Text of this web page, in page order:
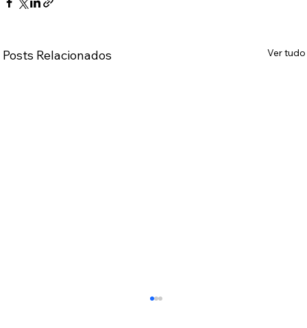
Posts Relacionados Ver tudo